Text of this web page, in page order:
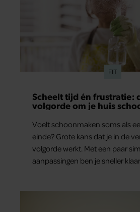
FIT
Scheelt tijd én frustratie:
volgorde om je huis
Voelt schoonmaken soms als
einde? Grote kans dat je in de
volgorde werkt. Met een paar
aanpassingen ben je sneller